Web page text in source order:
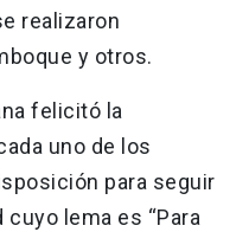
realizaron
y otros.
felicitó la
uno de los
para seguir
lema es “Para